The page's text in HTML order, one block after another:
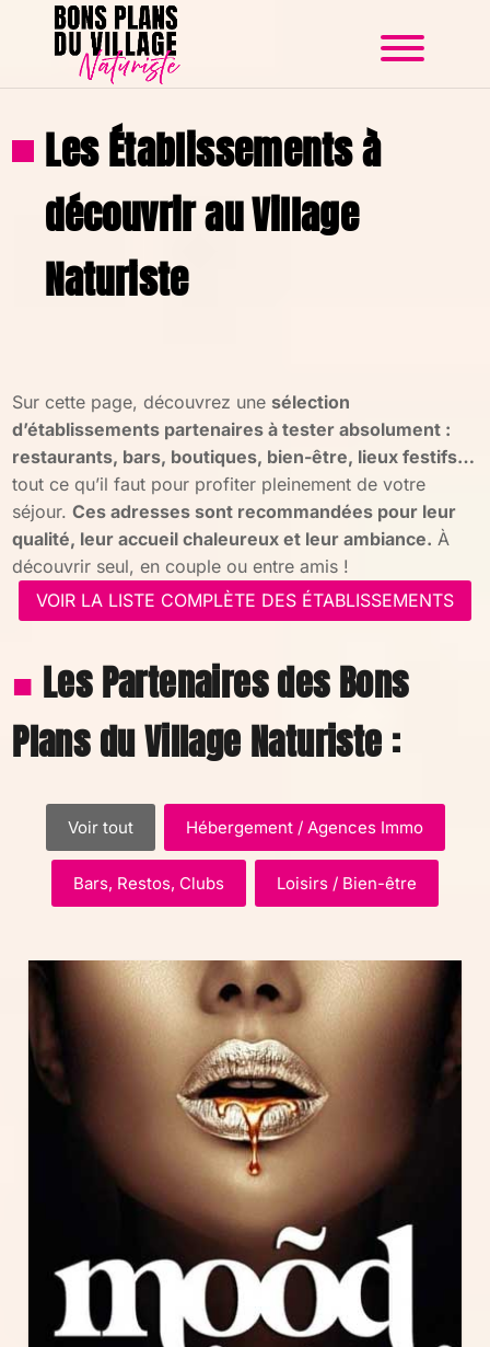
Les Établissements à
découvrir au Village
Naturiste
Sur cette page, découvrez une sélection
d’établissements partenaires à tester absolument :
restaurants, bars, boutiques, bien-être, lieux festifs…
tout ce qu’il faut pour profiter pleinement de votre
séjour.Ces adresses sont recommandées pour leur
qualité, leur accueil chaleureux et leur ambiance. À
découvrir seul, en couple ou entre amis !
VOIR LA LISTE COMPLÈTE DES ÉTABLISSEMENTS
■ Les Partenaires des Bons
Plans du Village Naturiste :
Voir tout Hébergement / Agences Immo
Bars, Restos, Clubs Loisirs / Bien-être